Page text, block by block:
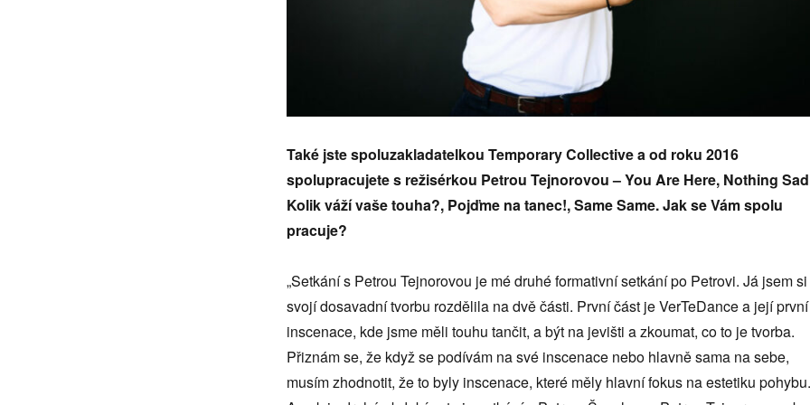
Také jste spoluzakladatelkou Temporary Collective a od roku 2016
spolupracujete s režisérkou Petrou Tejnorovou – You Are Here, Nothing
Kolik váží vaše touha?, Pojďme na tanec!, Same Same. Jak se Vám spolu
pracuje?
„Setkání s Petrou Tejnorovou je mé druhé formativní setkání po Petrovi. Já jsem si
svojí dosavadní tvorbu rozdělila na dvě části. První část je VerTeDance a její první
inscenace, kde jsme měli touhu tančit, a být na jevišti a zkoumat, co to je tvorba.
Přiznám se, že když se podívám na své inscenace nebo hlavně sama na sebe,
musím zhodnotit, že to byly inscenace, které měly hlavní fokus na estetiku pohybu.